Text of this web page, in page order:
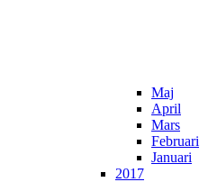
Maj
April
Mars
Februari
Januari
2017